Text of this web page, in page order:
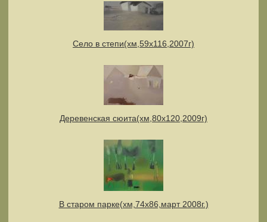
Село в степи(хм,59х116,2007г)
Деревенская сюита(хм,80х120,2009г)
В старом парке(хм,74х86,март 2008г.)